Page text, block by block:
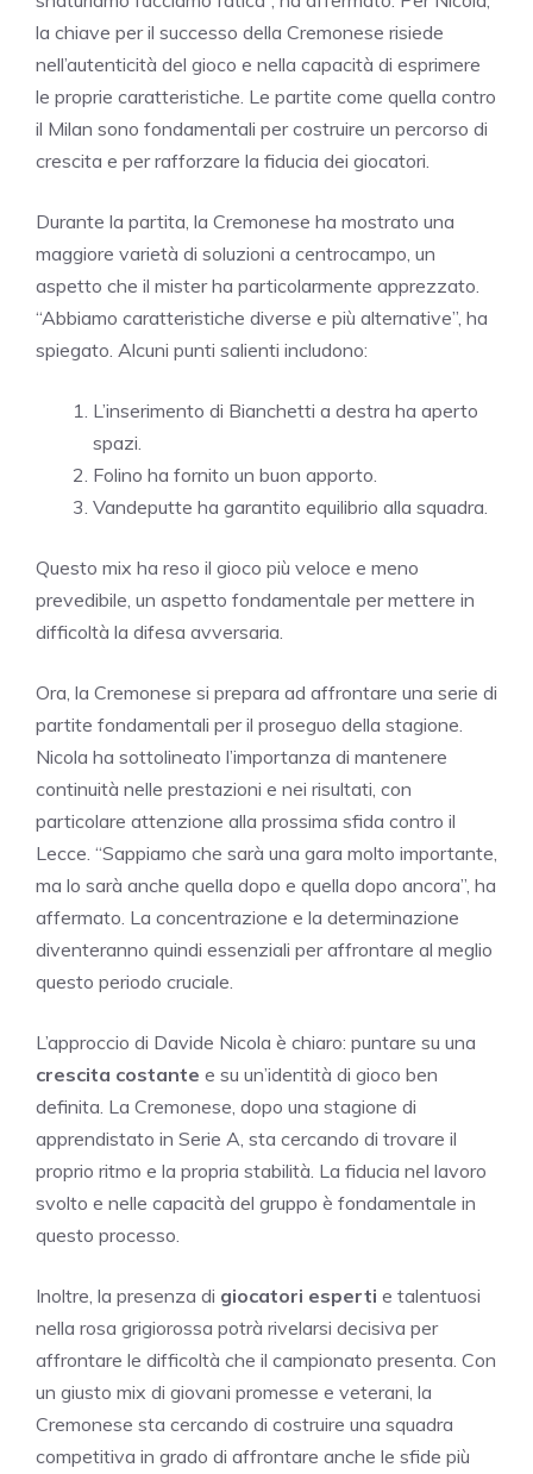
la chiave per il successo della Cremonese risiede
nell’autenticità del gioco e nella capacità di esprimere
le proprie caratteristiche. Le partite come quella contro
il Milan sono fondamentali per costruire un percorso di
crescita e per rafforzare la fiducia dei giocatori.
Durante la partita, la Cremonese ha mostrato una
maggiore varietà di soluzioni a centrocampo, un
aspetto che il mister ha particolarmente apprezzato.
“Abbiamo caratteristiche diverse e più alternative”, ha
spiegato. Alcuni punti salienti includono:
L’inserimento di Bianchetti a destra ha aperto
spazi.
Folino ha fornito un buon apporto.
Vandeputte ha garantito equilibrio alla squadra.
Questo mix ha reso il gioco più veloce e meno
prevedibile, un aspetto fondamentale per mettere in
difficoltà la difesa avversaria.
Ora, la Cremonese si prepara ad affrontare una serie di
partite fondamentali per il proseguo della stagione.
Nicola ha sottolineato l’importanza di mantenere
continuità nelle prestazioni e nei risultati, con
particolare attenzione alla prossima sfida contro il
Lecce. “Sappiamo che sarà una gara molto importante,
ma lo sarà anche quella dopo e quella dopo ancora”, ha
affermato. La concentrazione e la determinazione
diventeranno quindi essenziali per affrontare al meglio
questo periodo cruciale.
L’approccio di Davide Nicola è chiaro: puntare su una
crescita costante e su un’identità di gioco ben
definita. La Cremonese, dopo una stagione di
apprendistato in Serie A, sta cercando di trovare il
proprio ritmo e la propria stabilità. La fiducia nel lavoro
svolto e nelle capacità del gruppo è fondamentale in
questo processo.
Inoltre, la presenza di giocatori esperti e talentuosi
nella rosa grigiorossa potrà rivelarsi decisiva per
affrontare le difficoltà che il campionato presenta. Con
un giusto mix di giovani promesse e veterani, la
Cremonese sta cercando di costruire una squadra
competitiva in grado di affrontare anche le sfide più